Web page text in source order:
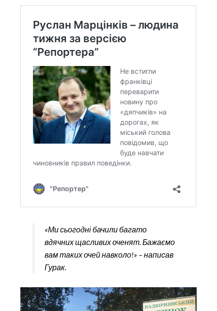
«Ми сьогодні бачили багато
вдячних щасливих оченят. Бажаємо
вам таких очей навколо!» – написав
Гурак.